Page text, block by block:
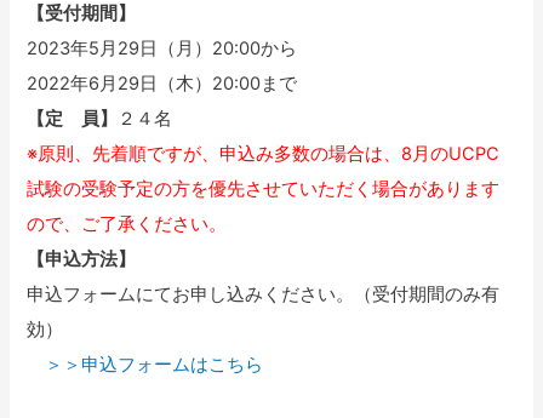
【受付期間】
2023年5月29日（月）20:00から
2022年6月29日（木）20:00まで
【定 員】
２４名
※原則、先着順ですが、申込み多数の場合は、8月のUCPC
試験の受験予定の方を優先させていただく場合があります
ので、ご了承ください。
【申込方法】
申込フォームにてお申し込みください。（受付期間のみ有
効）
＞＞申込フォームはこちら